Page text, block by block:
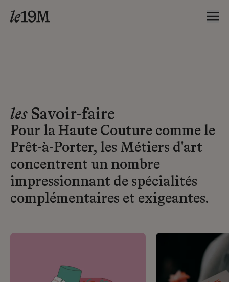
lesSavoir-faire
Pour la Haute Couture comme le
Prêt-à-Porter, les Métiers d'art
concentrent un nombre
impressionnant de spécialités
complémentaires et exigeantes.